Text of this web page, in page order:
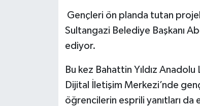
Gençleri ön planda tutan
Sultangazi Belediye Başkanı
ediyor.
Bu kez Bahattin Yıldız
Dijital İletişim Merkezi’nde
öğrencilerin esprili yanıtları da